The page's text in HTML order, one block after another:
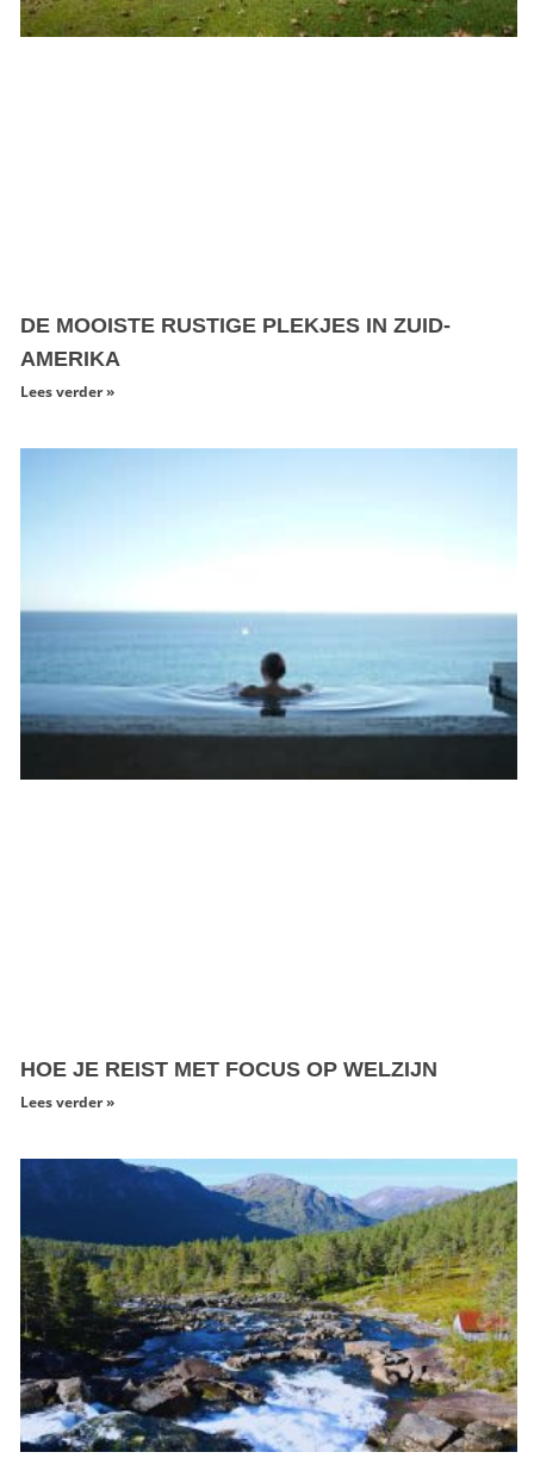
DE MOOISTE RUSTIGE PLEKJES IN ZUID-
AMERIKA
Lees verder »
HOE JE REIST MET FOCUS OP WELZIJN
Lees verder »